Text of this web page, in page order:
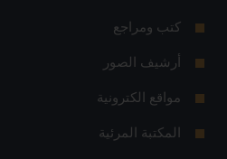
كتب ومراجع
أرشيف الصور
مواقع الكترونية
المكتبة المرئية